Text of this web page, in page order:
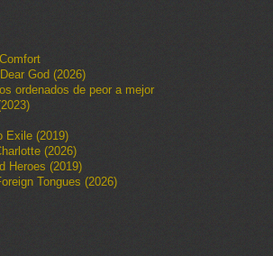
God (2026)
ordenados de peor a mejor
Exile (2019)
(2026)
Heroes (2019)
Tongues (2026)